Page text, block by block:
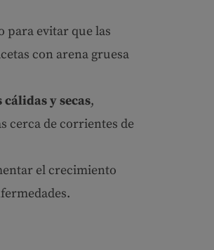
para evitar que las
con arena gruesa
y secas,
cerca de corrientes de
el crecimiento